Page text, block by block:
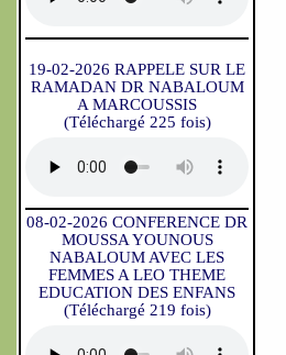
19-02-2026 RAPPELE SUR LE
RAMADAN DR NABALOUM
A MARCOUSSIS
(Téléchargé 225 fois)
08-02-2026 CONFERENCE DR
MOUSSA YOUNOUS
NABALOUM AVEC LES
FEMMES A LEO THEME
EDUCATION DES ENFANS
(Téléchargé 219 fois)